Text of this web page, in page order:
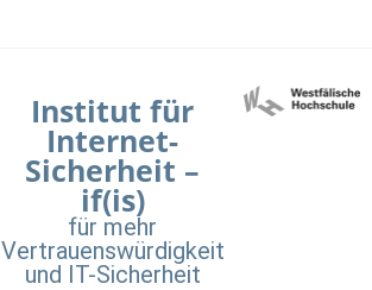
Institut für
Internet-
Sicherheit –
if(is)
für mehr
Vertrauenswürdigkeit
und IT-Sicherheit